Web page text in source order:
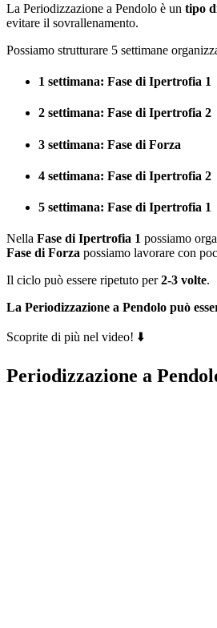
La Periodizzazione a Pendolo è un tipo
evitare il sovrallenamento.
Possiamo strutturare 5 settimane
1 settimana: Fase di Ipertrofia 1
2 settimana: Fase di Ipertrofia 2
3 settimana: Fase di Forza
4 settimana: Fase di Ipertrofia 2
5 settimana: Fase di Ipertrofia 1
Nella Fase di Ipertrofia 1 possiamo
Fase di Forza possiamo lavorare con
Il ciclo può essere ripetuto per2-3 volte.
La Periodizzazione a Pendolo può
Scoprite di più nel video! ⬇️
Periodizzazione a